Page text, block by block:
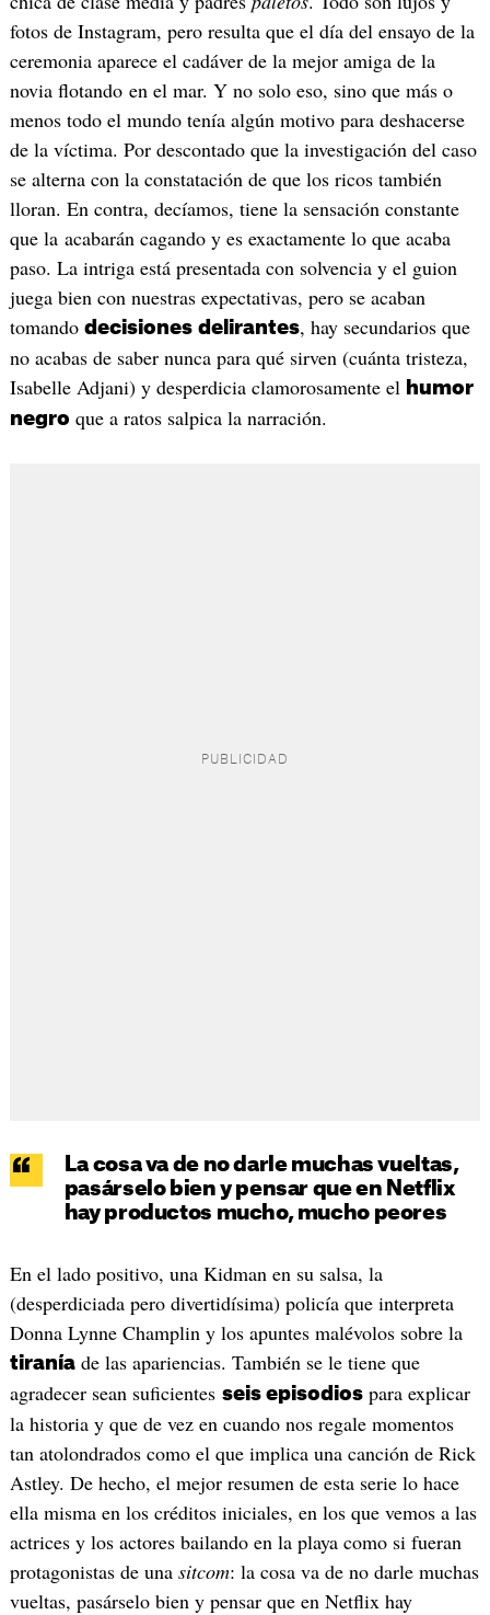
fotos de Instagram, pero resulta que el día del ensayo de la
ceremonia aparece el cadáver de la mejor amiga de la
novia flotando en el mar. Y no solo eso, sino que más o
menos todo el mundo tenía algún motivo para deshacerse
de la víctima. Por descontado que la investigación del caso
se alterna con la constatación de que los ricos también
lloran. En contra, decíamos, tiene la sensación constante
que la acabarán cagando y es exactamente lo que acaba
paso. La intriga está presentada con solvencia y el guion
juega bien con nuestras expectativas, pero se acaban
tomando decisiones delirantes, hay secundarios que
no acabas de saber nunca para qué sirven (cuánta tristeza,
Isabelle Adjani) y desperdicia clamorosamente el humor
negro que a ratos salpica la narración.
La cosa va de no darle muchas vueltas,
pasárselo bien y pensar que en Netflix
hay productos mucho, mucho peores
En el lado positivo, una Kidman en su salsa, la
(desperdiciada pero divertidísima) policía que interpreta
Donna Lynne Champlin y los apuntes malévolos sobre la
tiraníade las apariencias. También se le tiene que
agradecer sean suficientes seis episodiospara explicar
la historia y que de vez en cuando nos regale momentos
tan atolondrados como el que implica una canción de Rick
Astley. De hecho, el mejor resumen de esta serie lo hace
ella misma en los créditos iniciales, en los que vemos a las
actrices y los actores bailando en la playa como si fueran
protagonistas de una sitcom: la cosa va de no darle muchas
vueltas, pasárselo bien y pensar que en Netflix hay